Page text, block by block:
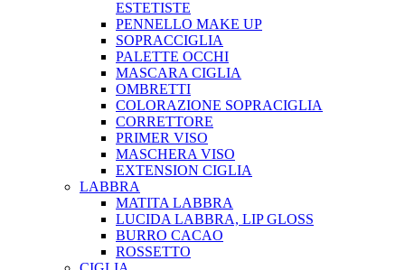
ESTETISTE
PENNELLO MAKE UP
SOPRACCIGLIA
PALETTE OCCHI
MASCARA CIGLIA
OMBRETTI
COLORAZIONE SOPRACIGLIA
CORRETTORE
PRIMER VISO
MASCHERA VISO
EXTENSION CIGLIA
LABBRA
MATITA LABBRA
LUCIDA LABBRA, LIP GLOSS
BURRO CACAO
ROSSETTO